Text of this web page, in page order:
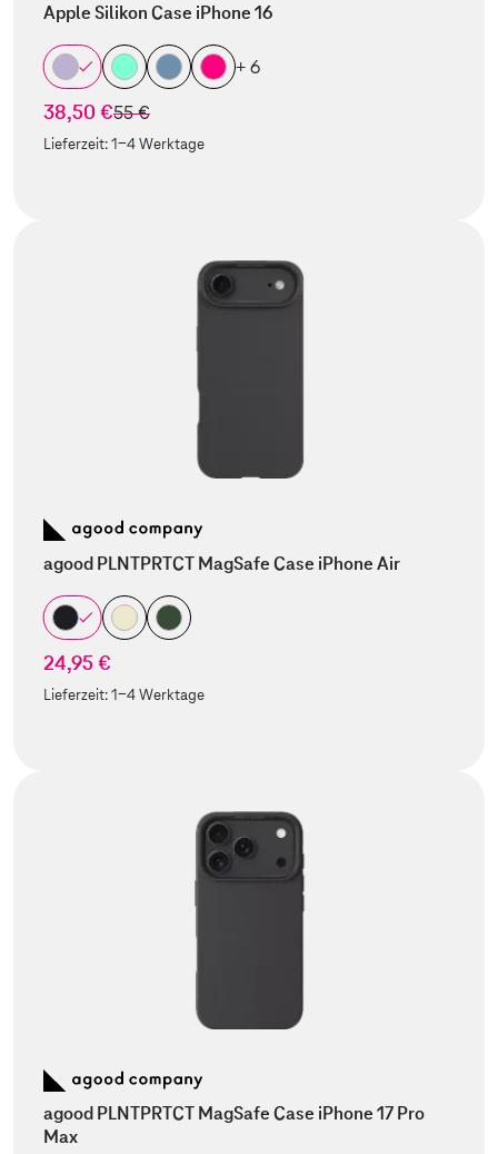
Apple Silikon Case iPhone 16
+ 6
38,50 €statt
55 €
Lieferzeit:1-4 Werktage
agood PLNTPRTCT MagSafe Case iPhone Air
24,95 €
Lieferzeit:1-4 Werktage
agood PLNTPRTCT MagSafe Case iPhone 17 Pro
Max